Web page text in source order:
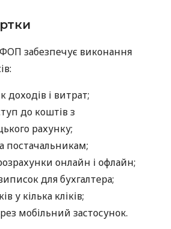
ФОП забезпечує виконання
доходів і витрат;
до коштів з
рахунку;
постачальникам;
онлайн і офлайн;
для бухгалтера;
у кілька кліків;
мобільний застосунок.